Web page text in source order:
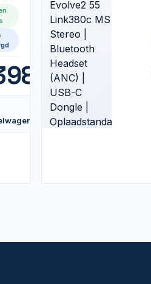
|
|
Vergelijk